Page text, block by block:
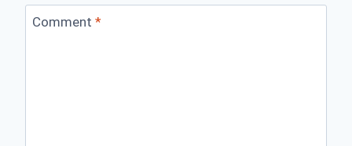
Comment *